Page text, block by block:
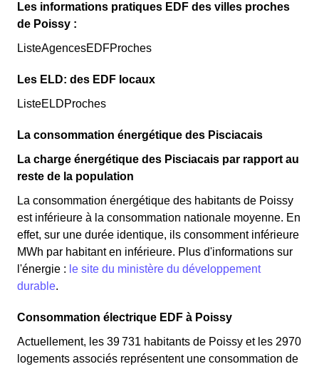
Les informations pratiques EDF des villes proches
de Poissy :
ListeAgencesEDFProches
Les ELD: des EDF locaux
ListeELDProches
La consommation énergétique des Pisciacais
La charge énergétique des Pisciacais par rapport au
reste de la population
La consommation énergétique des habitants de Poissy
est inférieure à la consommation nationale moyenne. En
effet, sur une durée identique, ils consomment inférieure
MWh par habitant en inférieure. Plus d'informations sur
l'énergie : le site du ministère du développement
durable.
Consommation électrique EDF à Poissy
Actuellement, les 39 731 habitants de Poissy et les 2970
logements associés représentent une consommation de